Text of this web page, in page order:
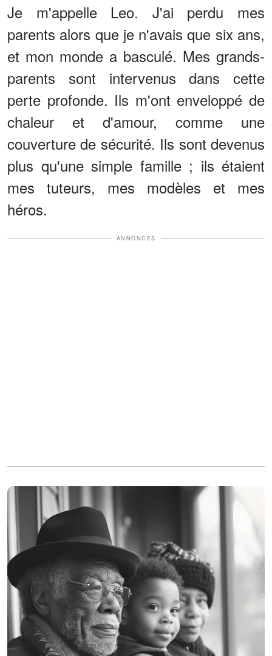
Je m'appelle Leo. J'ai perdu mes
parents alors que je n'avais que six ans,
et mon monde a basculé. Mes grands-
parents sont intervenus dans cette
perte profonde. Ils m'ont enveloppé de
chaleur et d'amour, comme une
couverture de sécurité. Ils sont devenus
plus qu'une simple famille ; ils étaient
mes tuteurs, mes modèles et mes
héros.
ANNONCES